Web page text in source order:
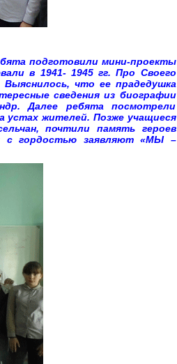
подготовили мини-проекты
в 1941- 1945 гг. Про Своего
Выяснилось, что ее прадедушка
сведения из биографии
Далее ребята посмотрели
устах жителей. Позже учащиеся
почтили память героев
с гордостью заявляют «МЫ –